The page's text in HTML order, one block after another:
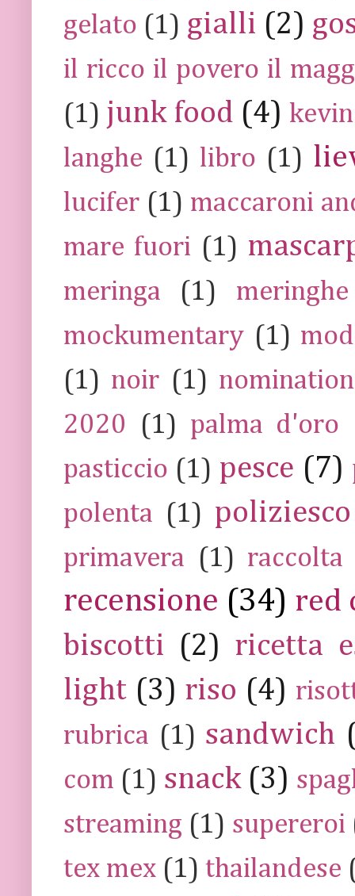
gelato (1) gialli (2)
il ricco il povero il
(1) junk food (4)
langhe (1) libro (1)
lucifer (1) maccaroni
mare fuori (1)
meringa (1)
meringhe
mockumentary (1)
(1) noir (1)
2020
(1) palma d'oro
pasticcio (1) pesce (7)
polenta (1) poliziesco
primavera (1) raccolta
recensione (34) red
biscotti (2) ricetta
light (3) riso (4)
rubrica (1) sandwich
com (1) snack (3)
streaming (1) supereroi
tex mex (1) thailandese